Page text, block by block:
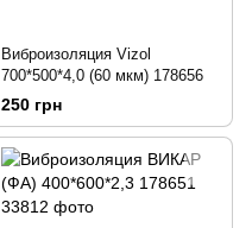
Виброизоляция Vizol
700*500*4,0 (60 мкм) 178656
250 грн